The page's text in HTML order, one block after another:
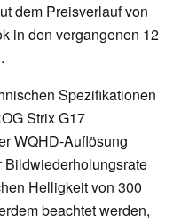
dem Preisverlauf von
in den vergangenen 12
Spezifikationen
Strix G17
WQHD-Auflösung
Helligkeit von 300
beachtet werden,